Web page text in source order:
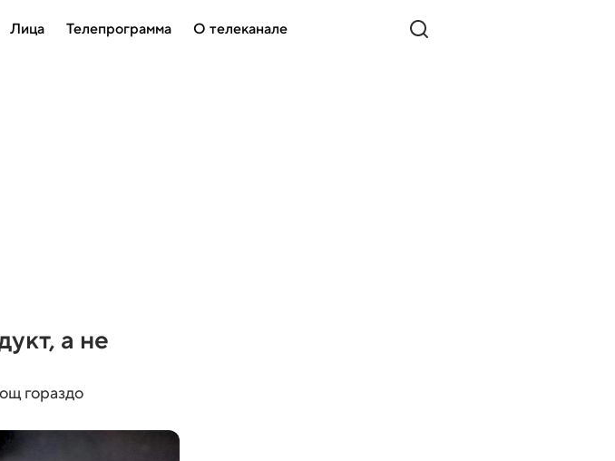
Лица Телепрограмма О телеканале
а не
гораздо